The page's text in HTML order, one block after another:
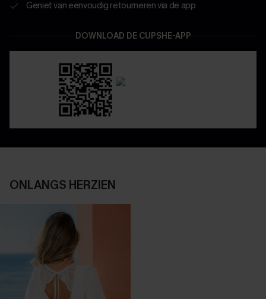
Geniet van eenvoudig retourneren via de app
DOWNLOAD DE CUPSHE-APP
ONLANGS HERZIEN